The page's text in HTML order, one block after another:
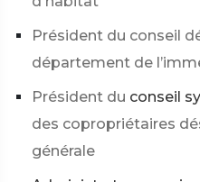
Président du conseil
département de
Président du conseil
des copropriétaires
générale